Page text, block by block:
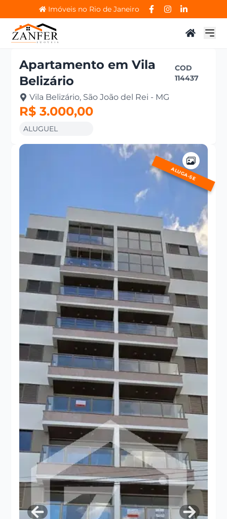
Imóveis no Rio de Janeiro
Apartamento emVila
Belizário
COD
114437
Vila Belizário, São João del Rei - MG
R$ 3.000,00
ALUGUEL
ALUGA-SE